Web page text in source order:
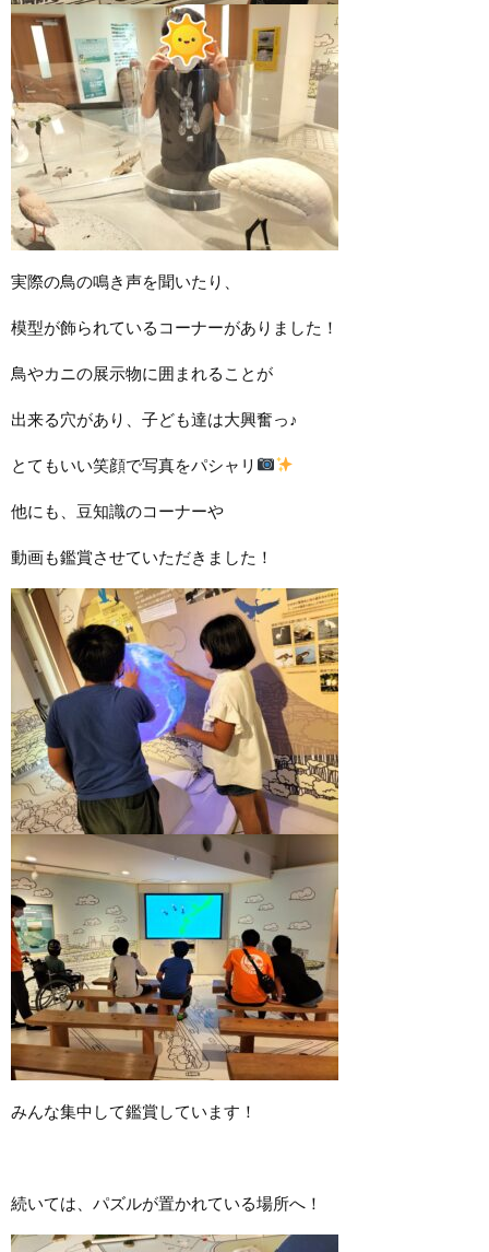
実際の鳥の鳴き声を聞いたり、
模型が飾られているコーナーがありました！
鳥やカニの展示物に囲まれることが
出来る穴があり、子ども達は大興奮っ♪
とてもいい笑顔で写真をパシャリ
他にも、豆知識のコーナーや
動画も鑑賞させていただきました！
みんな集中して鑑賞しています！
続いては、パズルが置かれている場所へ！